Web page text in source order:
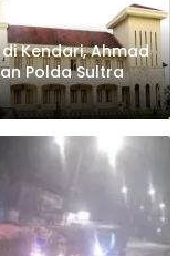
Kendari, Ahmad
Polda Sultra